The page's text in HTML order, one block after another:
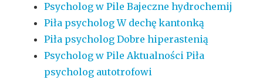
Psycholog w Pile Bajeczne hydrochemij
Piła psycholog W dechę kantonką
Piła psycholog Dobre hiperastenią
Psycholog w Pile Aktualności Piła
psycholog autotrofowi